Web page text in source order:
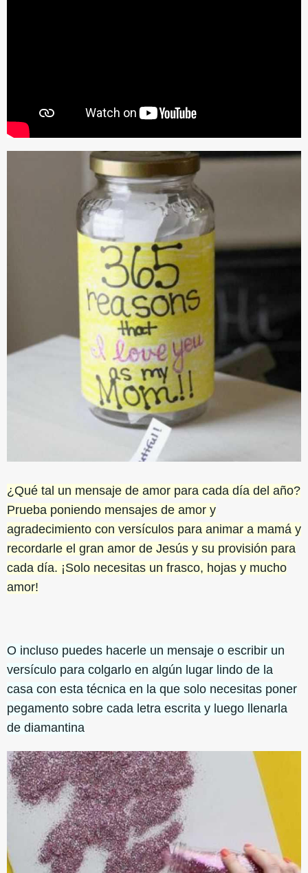
¿Qué tal un mensaje de amor para cada día del año?
Prueba poniendo mensajes de amor y
agradecimiento con versículos para animar a mamá y
recordarle el gran amor de Jesús y su provisión para
cada día. ¡Solo necesitas un frasco, hojas y mucho
amor!
O incluso puedes hacerle un mensaje o escribir un
versículo para colgarlo en algún lugar lindo de la
casa con esta técnica en la que solo necesitas poner
pegamento sobre cada letra escrita y luego llenarla
de diamantina